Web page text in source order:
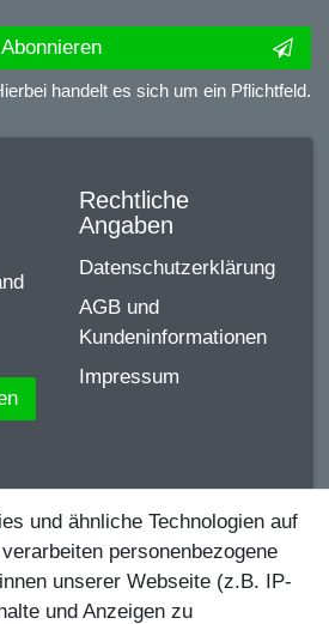
Abonnieren
handelt es sich um ein Pflichtfeld.
Rechtliche
Angaben
Datenschutzerklärung
AGB und
Kundeninformationen
Impressum
und ähnliche Technologien auf
personenbezogene
unserer Webseite (z.B. IP-
und Anzeigen zu